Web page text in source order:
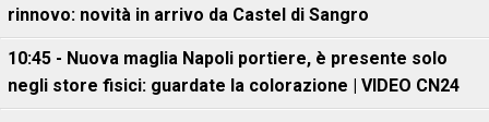
rinnovo: novità in arrivo da Castel di Sangro
10:45 - Nuova maglia Napoli portiere, è presente solo
negli store fisici: guardate la colorazione | VIDEO CN24